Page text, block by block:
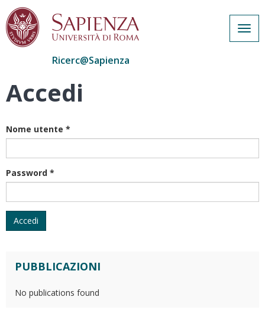
Salta
Ricerc@Sapienza
Accedi
Nome utente *
Password *
Accedi
PUBBLICAZIONI
No publications found